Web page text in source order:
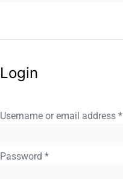
Login
Username or email address*
Password*